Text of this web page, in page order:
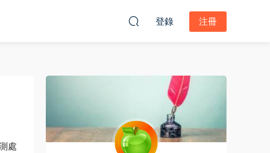
登錄 注冊
處